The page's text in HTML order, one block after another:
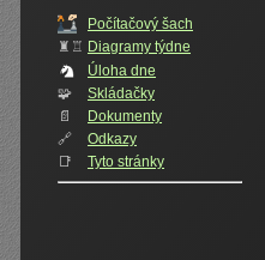
Počítačový šach
♜♖ Diagramy týdne
Úloha dne
🧩
Skládačky
📄
Dokumenty
🔗
Odkazy
📑
Tyto stránky